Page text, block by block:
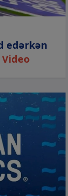
edərkən
Video